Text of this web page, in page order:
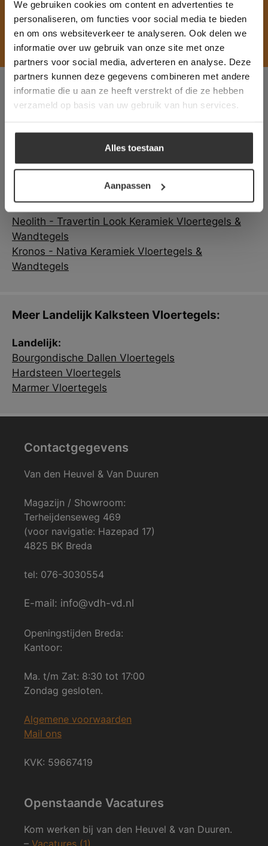
We gebruiken cookies om content en advertenties te
personaliseren, om functies voor social media te bieden
en om ons websiteverkeer te analyseren. Ook delen we
informatie over uw gebruik van onze site met onze
partners voor social media, adverteren en analyse. Deze
partners kunnen deze gegevens combineren met andere
informatie die u aan ze heeft verstrekt of die ze hebben
verzameld op basis van uw gebruik van hun services.
Alles toestaan
Aanpassen
Modern:
Meer Travertin Look Keramiek Vloertegels &
Wandtegels:
Landelijk:
Travertin Look Keramiek Vloertegels & Wandtegels
Modern:
Travertin Look Keramiek Vloertegels & Wandtegels
Merken:
Neolith - Travertin Look Keramiek Vloertegels &
Wandtegels
Kronos - Nativa Keramiek Vloertegels &
Wandtegels
Meer Landelijk Kalksteen Vloertegels:
Landelijk:
Bourgondische Dallen Vloertegels
Hardsteen Vloertegels
Marmer Vloertegels
Contactgegevens
Van den Heuvel & Van Duuren
Magazijn / Showroom:
Terheijdenseweg 469
(voor navigatie: Hazepad 17)
4825 BK Breda
tel: 076-3030554
E-mail: info@vdh-vd.nl
Openingstijden Breda:
Kantoor:
Ma. t/m Zat: 8:30 tot 17:00
Zondag gesloten.
Algemene voorwaarden
Mail ons
KVK: 59667419
Openstaande Vacatures
Kom werken bij van den Heuvel & van Duuren.
– Vacatures (1)
administrator.
Deze website gebruikt cookies om de
gebruikerservaring te verbeteren. Door
gebruik te maken van onze website geeft u
toestemming voor alle cookies in
overeenstemming met ons cookiebeleid.Lees
verder
ALLES ACCEPTEREN
ALLES AFWIJZEN
DETAILS WEERGEVEN